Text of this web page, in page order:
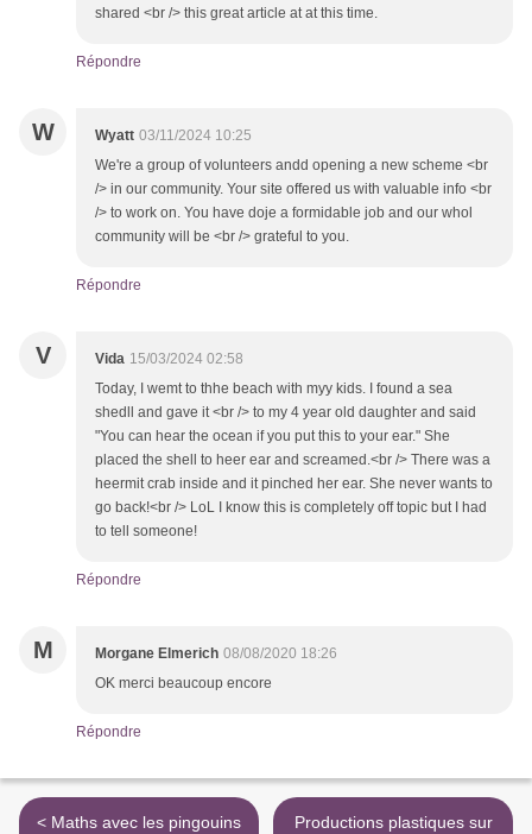
shared <br /> this great article at at this time.
Répondre
W Wyatt 03/11/2024 10:25
We're a group of volunteers andd opening a new scheme <br
/> in our community. Your site offered us with valuable info <br
/> to work on. You have doje a formidable job and our whol
community will be <br /> grateful to you.
Répondre
V Vida 15/03/2024 02:58
Today, I wemt to thhe beach with myy kids. I found a sea
shedll and gave it <br /> to my 4 year old daughter and said
"You can hear the ocean if you put this to your ear." She
placed the shell to heer ear and screamed.<br /> There was a
heermit crab inside and it pinched her ear. She never wants to
go back!<br /> LoL I know this is completely off topic but I had
to tell someone!
Répondre
M Morgane Elmerich 08/08/2020 18:26
OK merci beaucoup encore
Répondre
< Maths avec les pingouins
Productions plastiques sur